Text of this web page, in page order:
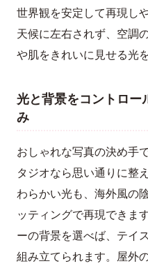
世界観を安定して再現し
天候に左右されず、空調
や肌をきれいに見せる光
光と背景をコントロー
み
おしゃれな写真の決め手
タジオなら思い通りに整
わらかい光も、海外風の
ッティングで再現できま
ーの背景を選べば、テイ
組み立てられます。屋外